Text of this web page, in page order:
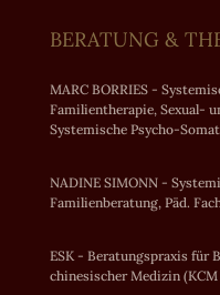
BERATUNG &
MARC BORRIES -
Familientherapie, Sexual-
Systemische Psycho-
NADINE SIMONN -
Familienberatung, Päd.
ESK - Beratungspraxis für
chinesischer Medizin